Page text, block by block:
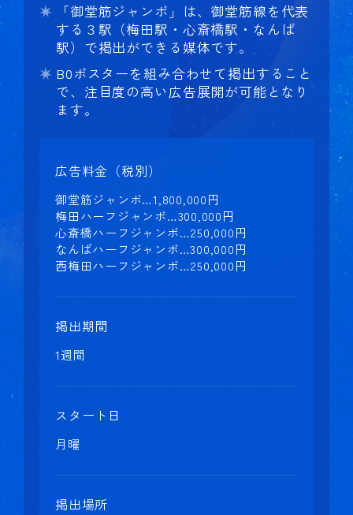
「御堂筋ジャンボ」は、御堂筋線を代表
する３駅（梅田駅・心斎橋駅・なんば
駅）で掲出ができる媒体です。
B0ポスターを組み合わせて掲出すること
で、注目度の高い広告展開が可能となり
ます。
広告料金（税別）
御堂筋ジャンボ…1,800,000円
梅田ハーフジャンボ…300,000円
心斎橋ハーフジャンボ…250,000円
なんばハーフジャンボ…300,000円
西梅田ハーフジャンボ…250,000円
掲出期間
1週間
スタート日
月曜
掲出場所